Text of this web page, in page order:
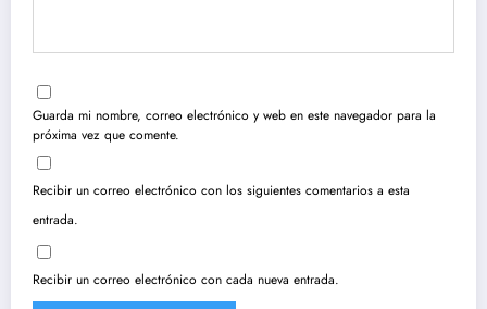
Guarda mi nombre, correo electrónico y web en este navegador para la
próxima vez que comente.
Recibir un correo electrónico con los siguientes comentarios a esta
entrada.
Recibir un correo electrónico con cada nueva entrada.